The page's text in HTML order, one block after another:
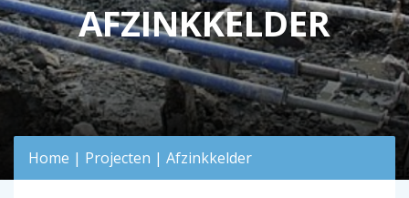
AFZINKKELDER
Home | Projecten | Afzinkkelder